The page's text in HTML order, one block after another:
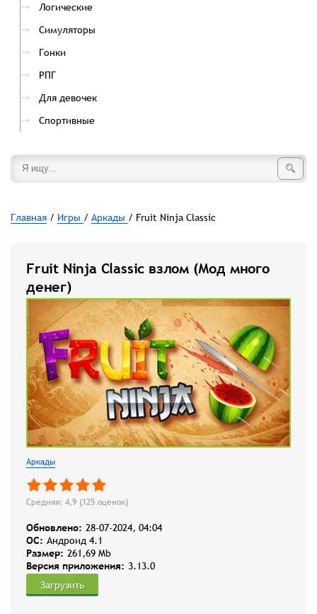
Логические
Симуляторы
Гонки
РПГ
Для девочек
Спортивные
Главная / Игры / Аркады / Fruit Ninja Classic
Fruit Ninja Classic взлом (Мод много
денег)
Аркады
Средняя: 4,9 (125 оценок)
Обновлено: 28-07-2024, 04:04
OC: Андроид 4.1
Размер: 261,69 Mb
Версия приложения: 3.13.0
Загрузить